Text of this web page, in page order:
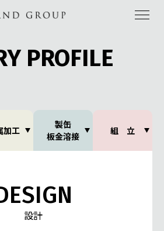
PROFILE
加工
製缶
板金溶接
組 立
設計